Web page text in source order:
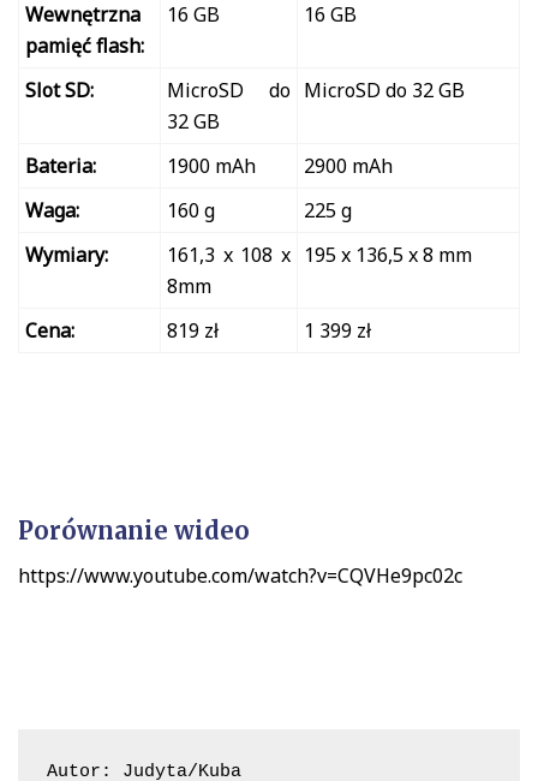
Wewnętrzna
pamięć flash:
16 GB 16 GB
Slot SD:
MicroSD do
32 GB
MicroSD do 32 GB
Bateria: 1900 mAh
2900 mAh
Waga:
160 g
225 g
Wymiary:
161,3 x 108 x
8mm
195 x 136,5 x 8 mm
Cena: 819 zł 1 399 zł
Porównanie wideo
https://www.youtube.com/watch?v=CQVHe9pc02c
Autor: Judyta/Kuba